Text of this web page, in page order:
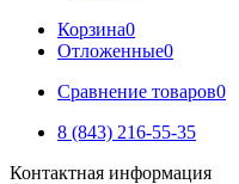
Корзина0
Отложенные0
Сравнение товаров0
8 (843) 216-55-35
Контактная информация